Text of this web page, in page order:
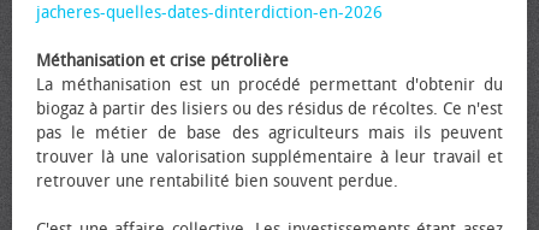
jacheres-quelles-dates-dinterdiction-en-2026
Méthanisation et crise pétrolière
La méthanisation est un procédé permettant d'obtenir du
biogaz à partir des lisiers ou des résidus de récoltes. Ce n'est
pas le métier de base des agriculteurs mais ils peuvent
trouver là une valorisation supplémentaire à leur travail et
retrouver une rentabilité bien souvent perdue.